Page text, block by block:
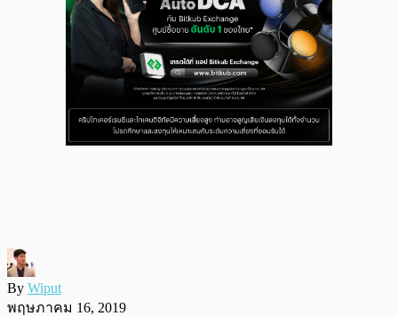
By Wiput
พฤษภาคม 16, 2019